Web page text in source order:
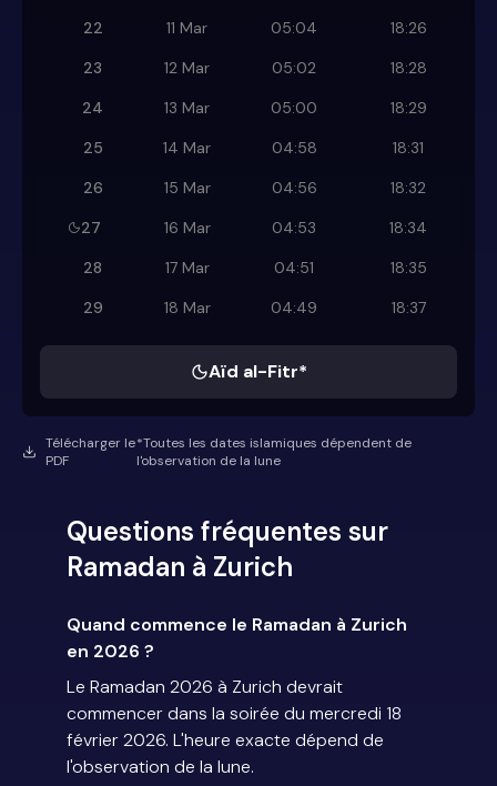
22
11 Mar 05:04
18:26
23
12 Mar 05:02
18:28
24
13 Mar 05:00
18:29
25
14 Mar 04:58
18:31
26
15 Mar 04:56
18:32
27
16 Mar 04:53
18:34
28
17 Mar 04:51
18:35
29
18 Mar 04:49 18:37
Aïd al-Fitr*
Télécharger le
PDF
*Toutes les dates islamiques dépendent de
l'observation de la lune
Questions fréquentes sur
Ramadan à Zurich
Quand commence le Ramadan à Zurich
en 2026 ?
Le Ramadan 2026 à Zurich devrait
commencer dans la soirée du mercredi 18
février 2026. L'heure exacte dépend de
l'observation de la lune.